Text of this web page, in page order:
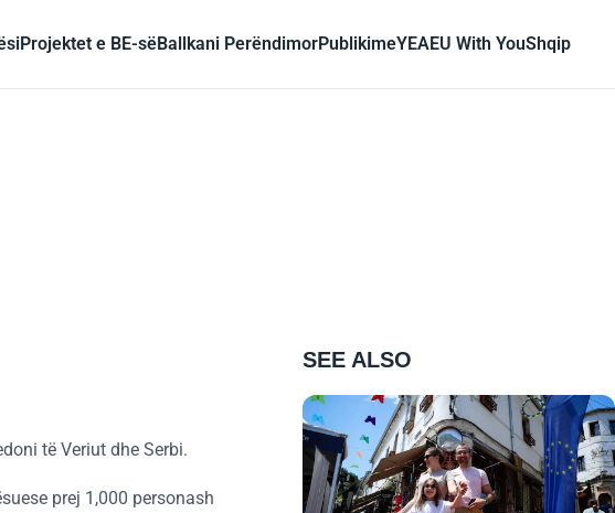
Projektet e BE-sëBallkani PerëndimorPublikimeYEAEU With YouShqip
të Veriut dhe Serbi.
prej 1,000 personash
SEE ALSO